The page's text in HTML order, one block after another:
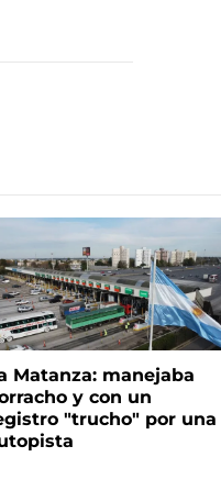
Matanza: manejaba
y con un
"trucho" por una